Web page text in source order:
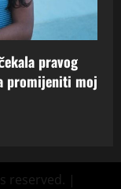
pravog
promijeniti moj
reserved. |